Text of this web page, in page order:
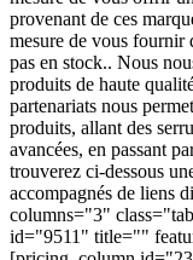
provenant de ces
mesure de vous fournir
pas en stock.. Nous
produits de haute
partenariats nous
produits, allant des
avancées, en passant
trouverez ci-dessous
accompagnés de liens
columns="3"
id="9511" title=""